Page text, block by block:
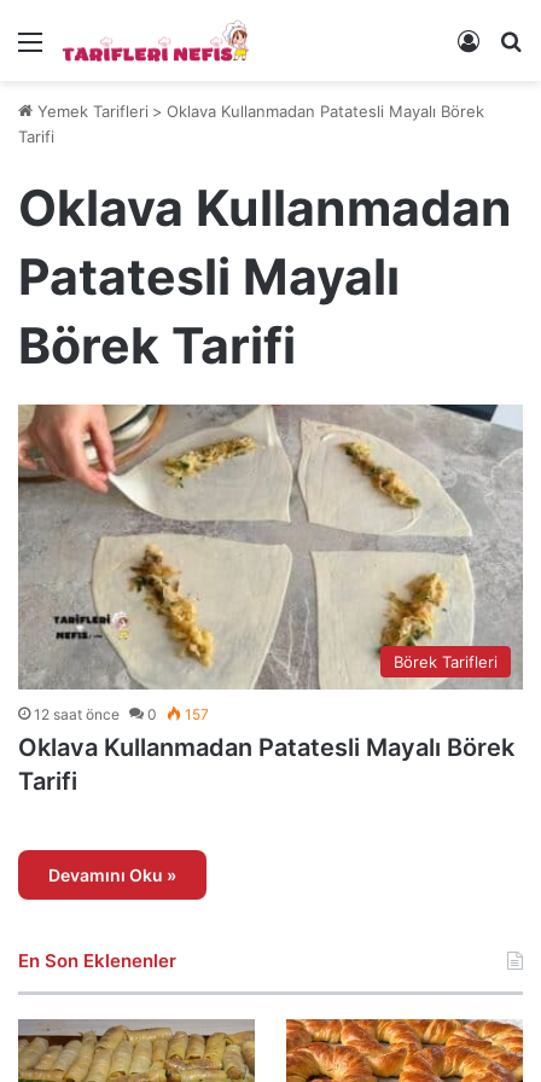
Menü Kayıt
Yemek Tarifleri > Oklava Kullanmadan Patatesli Mayalı Börek
Tarifi
Oklava Kullanmadan
Patatesli Mayalı
Börek Tarifi
Börek Tarifleri
12 saat önce 0 157
Oklava Kullanmadan Patatesli Mayalı Börek
Tarifi
Devamını Oku »
En Son Eklenenler